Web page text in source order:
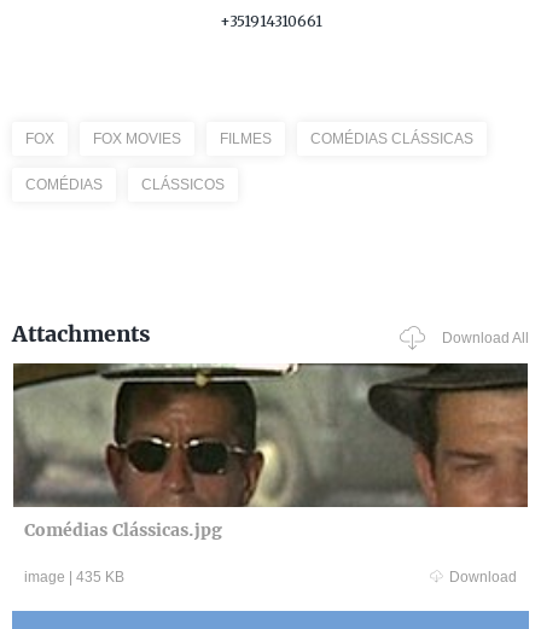
+351914310661
FOX FOX MOVIES FILMES COMÉDIAS CLÁSSICAS
COMÉDIAS CLÁSSICOS
Attachments Download All
Comédias Clássicas.jpg
image | 435 KB Download